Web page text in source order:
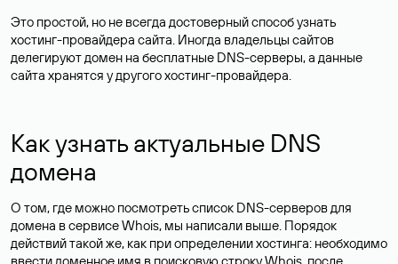
Это простой, но не всегда достоверный способ узнать
хостинг-провайдера сайта. Иногда владельцы сайтов
делегируют домен на бесплатные DNS-серверы, а данные
сайта хранятся у другого хостинг-провайдера.
Как узнать актуальные DNS
домена
О том, где можно посмотреть список DNS-серверов для
домена в сервисе Whois, мы написали выше. Порядок
действий такой же, как при определении хостинга: необходимо